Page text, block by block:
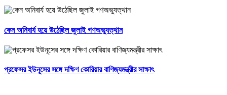
কেন অনিবার্য হয়ে উঠেছিল জুলাই গণঅভ্যুত্থান
প্রফেসর ইউনূসের সঙ্গে দক্ষিণ কোরিয়ার বাণিজ্যমন্ত্রীর সাক্ষাৎ